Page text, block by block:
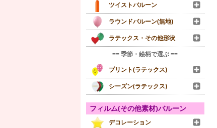
ツイストバルーン
ラウンドバルーン(無地)
ラテックス・その他形状
== 季節・絵柄で選ぶ ==
プリント(ラテックス)
シーズン(ラテックス)
フィルム(その他素材)バルーン
デコレーション